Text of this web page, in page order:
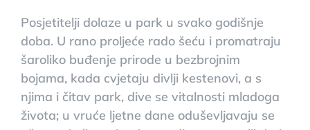
Posjetitelji dolaze u park u svako godišnje
doba. U rano proljeće rado šeću i promatraju
šaroliko buđenje prirode u bezbrojnim
bojama, kada cvjetaju divlji kestenovi, a s
njima i čitav park, dive se vitalnosti mladoga
života; u vruće ljetne dane oduševljavaju se